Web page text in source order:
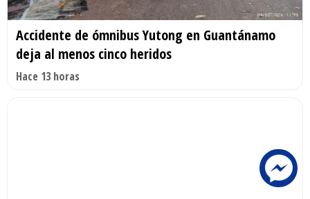
Accidente de ómnibus Yutong en Guantánamo
deja al menos cinco heridos
Hace 13 horas